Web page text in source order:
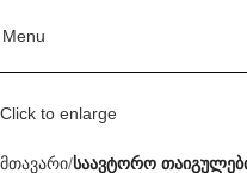
Menu
Click to enlarge
მთავარი საავტორო